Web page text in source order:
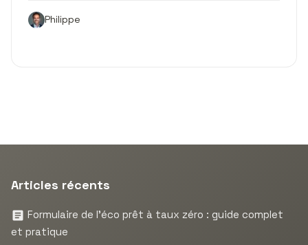
Philippe
Articles récents
Formulaire de l’éco prêt à taux zéro : guide complet
et pratique